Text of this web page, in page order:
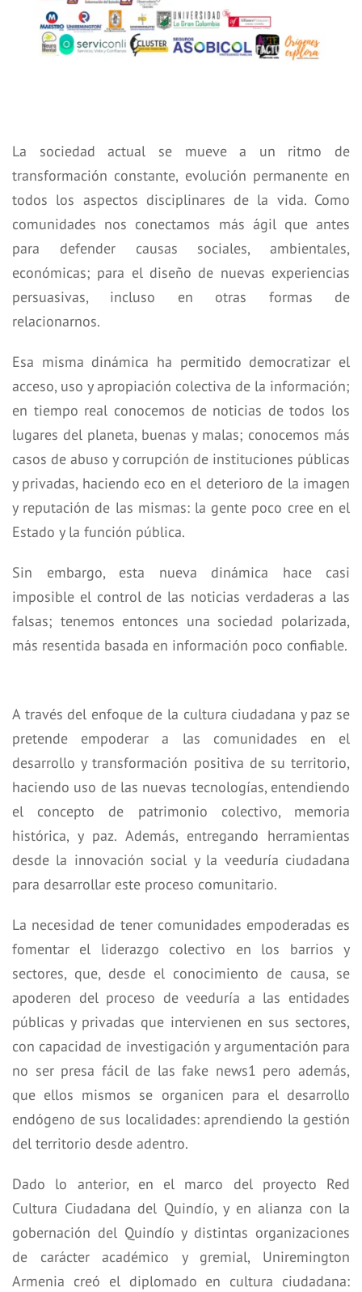
La sociedad actual se mueve a un ritmo de
transformación constante, evolución permanente en
todos los aspectos disciplinares de la vida. Como
comunidades nos conectamos más ágil que antes
para defender causas sociales, ambientales,
económicas; para el diseño de nuevas experiencias
persuasivas, incluso en otras formas de
relacionarnos.
Esa misma dinámica ha permitido democratizar el
acceso, uso y apropiación colectiva de la información;
en tiempo real conocemos de noticias de todos los
lugares del planeta, buenas y malas; conocemos más
casos de abuso y corrupción de instituciones públicas
y privadas, haciendo eco en el deterioro de la imagen
y reputación de las mismas: la gente poco cree en el
Estado y la función pública.
Sin embargo, esta nueva dinámica hace casi
imposible el control de las noticias verdaderas a las
falsas; tenemos entonces una sociedad polarizada,
más resentida basada en información poco confiable.
A través del enfoque de la cultura ciudadana y paz se
pretende empoderar a las comunidades en el
desarrollo y transformación positiva de su territorio,
haciendo uso de las nuevas tecnologías, entendiendo
el concepto de patrimonio colectivo, memoria
histórica, y paz. Además, entregando herramientas
desde la innovación social y la veeduría ciudadana
para desarrollar este proceso comunitario.
La necesidad de tener comunidades empoderadas es
fomentar el liderazgo colectivo en los barrios y
sectores, que, desde el conocimiento de causa, se
apoderen del proceso de veeduría a las entidades
públicas y privadas que intervienen en sus sectores,
con capacidad de investigación y argumentación para
no ser presa fácil de las fake news1 pero además,
que ellos mismos se organicen para el desarrollo
endógeno de sus localidades: aprendiendo la gestión
del territorio desde adentro.
Dado lo anterior, en el marco del proyecto Red
Cultura Ciudadana del Quindío, y en alianza con la
gobernación del Quindío y distintas organizaciones
de carácter académico y gremial, Uniremington
Armenia creó el diplomado en cultura ciudadana: